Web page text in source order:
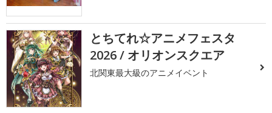
とちてれ☆アニメフェスタ
2026 / オリオンスクエア
北関東最大級のアニメイベント